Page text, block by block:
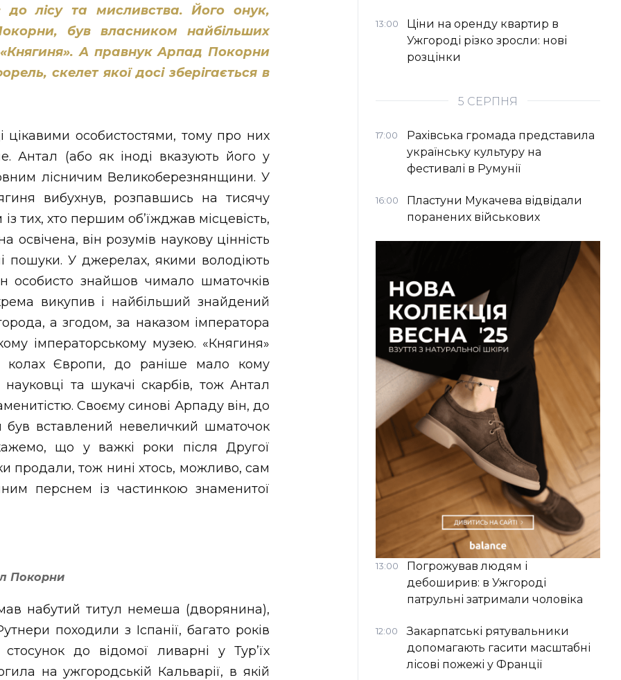
до лісу та мисливства. Його онук,
був власником найбільших
А правнук Арпад Покорни
скелет якої досі зберігається в
особистостями, тому про них
Антал (або як іноді вказують його у
лісничим Великоберезнянщини. У
вибухнув, розпавшись на тисячу
тих, хто першим об’їжджав місцевість,
він розумів наукову цінність
пошуки. У джерелах, якими володіють
особисто знайшов чимало шматочків
викупив і найбільший знайдений
а згодом, за наказом імператора
імператорському музею. «Княгиня»
колах Європи, до раніше мало кому
та шукачі скарбів, тож Антал
Своєму синові Арпаду він, до
був вставлений невеличкий шматочок
що у важкі роки після Другої
продали, тож нині хтось, можливо, сам
перснем із частинкою знаменитої
Покорни
набутий титул немеша (дворянина),
походили з Іспанії, багато років
до відомої ливарні у Тур’їх
на ужгородській Кальварії, в якій
13:00
Ціни на оренду квартир в
Ужгороді різко зросли: нові
розцінки
5 СЕРПНЯ
17:00
Рахівська громада представила
українську культуру на
фестивалі в Румунії
16:00
Пластуни Мукачева відвідали
поранених військових
13:00
Погрожував людям і
дебоширив: в Ужгороді
патрульні затримали чоловіка
12:00
Закарпатські рятувальники
допомагають гасити масштабні
лісові пожежі у Франції